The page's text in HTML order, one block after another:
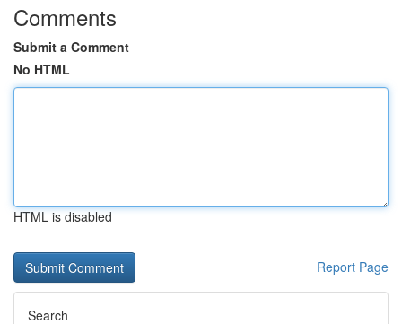
Comments
Submit a Comment
No HTML
HTML is disabled
Report Page
Search